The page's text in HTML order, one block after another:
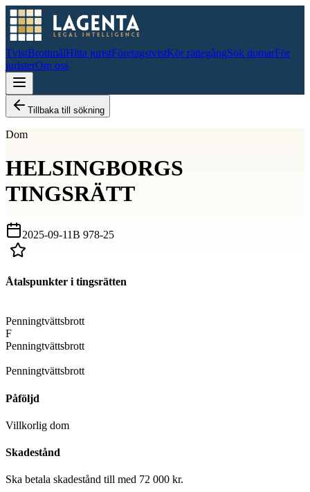
TvistBrottmålHitta juristFöretagstvistKör rättegångSök domarFör
juristerOm oss
Tillbaka till sökning
Dom
HELSINGBORGS
TINGSRÄTT
2025-09-11B 978-25
Åtalspunkter i tingsrätten
Penningtvättsbrott
F
Penningtvättsbrott
Penningtvättsbrott
Påföljd
Villkorlig dom
Skadestånd
Ska betala skadestånd till med 72 000 kr.